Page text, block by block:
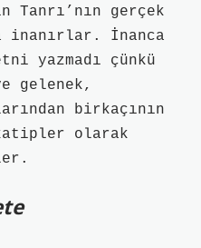
Tanrı’nın gerçek
inanırlar. İnanca
yazmadı çünkü
gelenek,
birkaçının
olarak